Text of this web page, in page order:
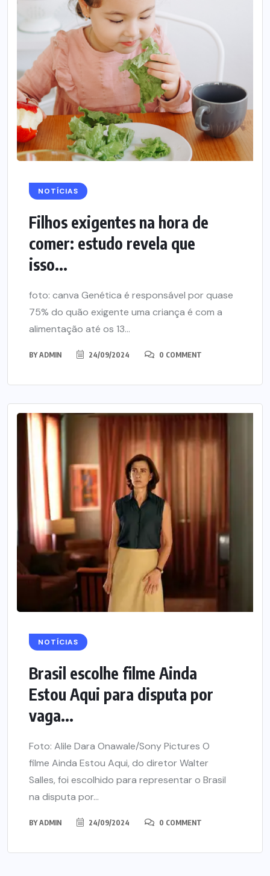
NOTÍCIAS
Filhos exigentes na hora de
comer: estudo revela que
isso...
foto: canva Genética é responsável por quase
75% do quão exigente uma criança é com a
alimentação até os 13...
BYADMIN 24/09/2024 0 COMMENT
NOTÍCIAS
Brasil escolhe filme Ainda
Estou Aqui para disputa por
vaga...
Foto: Alile Dara Onawale/Sony Pictures O
filme Ainda Estou Aqui, do diretor Walter
Salles, foi escolhido para representar o Brasil
na disputa por...
BYADMIN 24/09/2024 0 COMMENT